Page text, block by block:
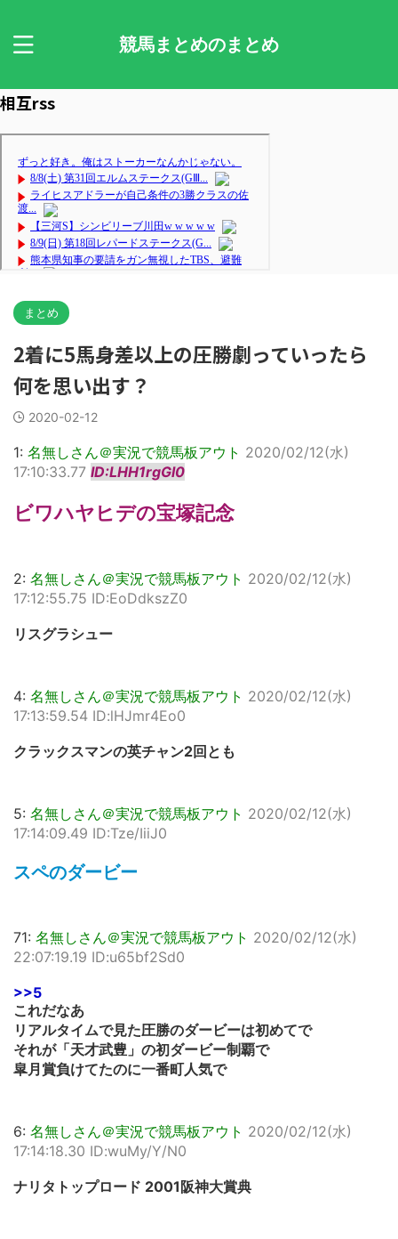
競馬まとめのまとめ
相互rss
まとめ
2着に5馬身差以上の圧勝劇っていったら
何を思い出す？
2020-02-12
1: 名無しさん＠実況で競馬板アウト 2020/02/12(水)
17:10:33.77 ID:LHH1rgGl0
ビワハヤヒデの宝塚記念
2: 名無しさん＠実況で競馬板アウト 2020/02/12(水)
17:12:55.75 ID:EoDdkszZ0
リスグラシュー
4: 名無しさん＠実況で競馬板アウト 2020/02/12(水)
17:13:59.54 ID:lHJmr4Eo0
クラックスマンの英チャン2回とも
5: 名無しさん＠実況で競馬板アウト 2020/02/12(水)
17:14:09.49 ID:Tze/IiiJ0
スペのダービー
71: 名無しさん＠実況で競馬板アウト 2020/02/12(水)
22:07:19.19 ID:u65bf2Sd0
>>5
これだなあ
リアルタイムで見た圧勝のダービーは初めてで
それが「天才武豊」の初ダービー制覇で
皐月賞負けてたのに一番町人気で
6: 名無しさん＠実況で競馬板アウト 2020/02/12(水)
17:14:18.30 ID:wuMy/Y/N0
ナリタトップロード 2001阪神大賞典